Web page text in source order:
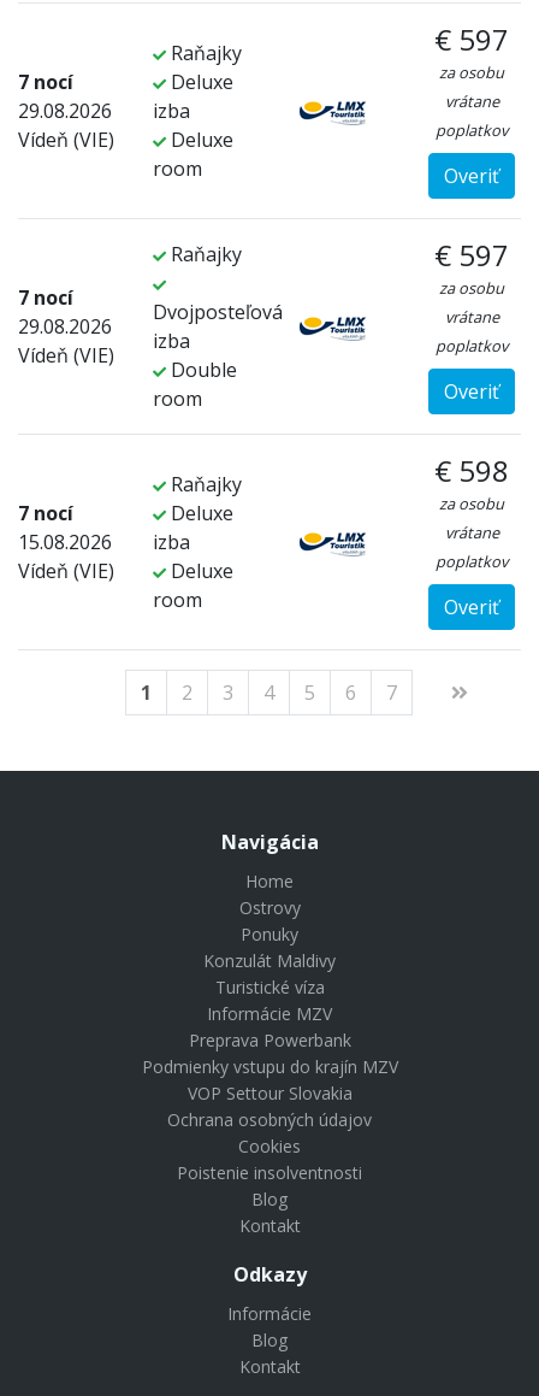
7 nocí
29.08.2026
Vídeň (VIE)
Raňajky
Deluxe
izba
Deluxe
room
€ 597
za osobu
vrátane
poplatkov
Overiť
7 nocí
29.08.2026
Vídeň (VIE)
Raňajky
Dvojposteľová
izba
Double
room
€ 597
za osobu
vrátane
poplatkov
Overiť
7 nocí
15.08.2026
Vídeň (VIE)
Raňajky
Deluxe
izba
Deluxe
room
€ 598
za osobu
vrátane
poplatkov
Overiť
1 2 3 4 5 6 7
Navigácia
Home
Ostrovy
Ponuky
Konzulát Maldivy
Turistické víza
Informácie MZV
Preprava Powerbank
Podmienky vstupu do krajín MZV
VOP Settour Slovakia
Ochrana osobných údajov
Cookies
Poistenie insolventnosti
Blog
Kontakt
Odkazy
Informácie
Blog
Kontakt